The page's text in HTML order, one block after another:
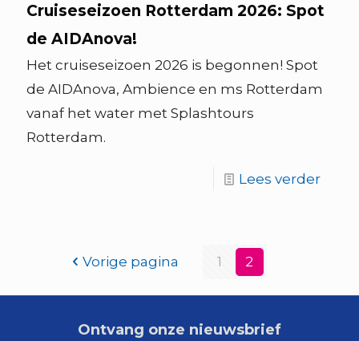
Cruiseseizoen Rotterdam 2026: Spot
de AIDAnova!
Het cruiseseizoen 2026 is begonnen! Spot
de AIDAnova, Ambience en ms Rotterdam
vanaf het water met Splashtours
Rotterdam.
Lees verder
Vorige pagina 1 2
Ontvang onze nieuwsbrief